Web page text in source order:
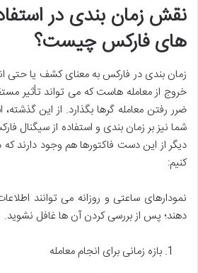
نقش زمان بندی در
های فارکس چیست؟
زمان بندی در فارکس به معنای کشف یا حتی
خروج از معامله هاست که می تواند تأثیر
ضرر رفتن معامله گرها بگذارد. از این
شما نیز بر زمان بندی و استفاده از سیگنال
دیگر از این دست فاکتورها هم وجود دارند که
کنیم:
نمودارهای ساعتی و روزانه می توانند
دهند؛ پس از بررسی کردن آن ها غافل نشوید.
بازه زمانی برای انجام معامله